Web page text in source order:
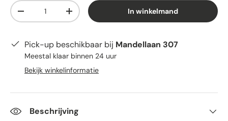
Aantal
-
+ In winkelmand
Pick-up beschikbaar bij Mandellaan 307
Meestal klaar binnen 24 uur
Bekijk winkelinformatie
Beschrijving